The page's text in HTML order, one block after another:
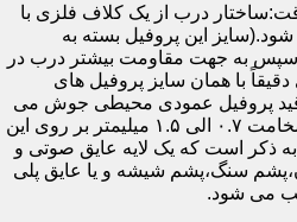
درب از یک کلاف فلزی با
این پروفیل بسته به
به جهت مقاومت بیشتر درب در
۴ قید فولادی دقیقاً با همان سایز پروفیل های
پروفیل عمودی محیطی جوش می
شود و در انتها ورق فولادی با ضخامت ۰.۷ الی ۱.۵ میلیمتر بر روی این
ذکر است که یک لایه عایق صوتی و
سنگ،پشم شیشه و یا عایق پلی
می شود.